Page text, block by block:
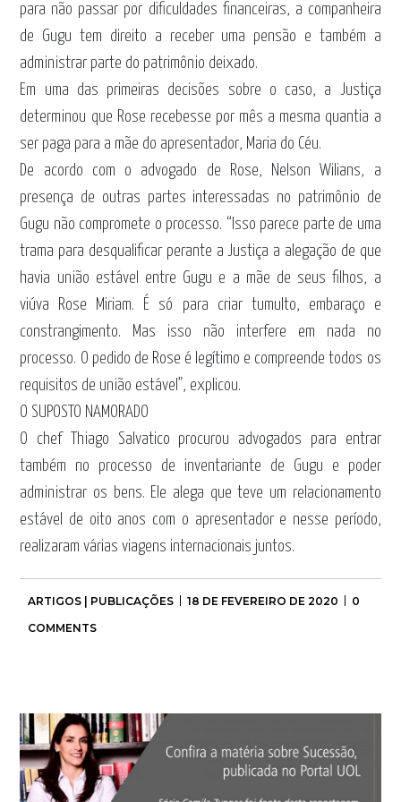
para não passar por dificuldades financeiras, a companheira
de Gugu tem direito a receber uma pensão e também a
administrar parte do patrimônio deixado.
Em uma das primeiras decisões sobre o caso, a Justiça
determinou que Rose recebesse por mês a mesma quantia a
ser paga para a mãe do apresentador, Maria do Céu.
De acordo com o advogado de Rose, Nelson Wilians, a
presença de outras partes interessadas no patrimônio de
Gugu não compromete o processo. “Isso parece parte de uma
trama para desqualificar perante a Justiça a alegação de que
havia união estável entre Gugu e a mãe de seus filhos, a
viúva Rose Miriam. É só para criar tumulto, embaraço e
constrangimento. Mas isso não interfere em nada no
processo. O pedido de Rose é legítimo e compreende todos os
requisitos de união estável”, explicou.
O SUPOSTO NAMORADO
O chef Thiago Salvatico procurou advogados para entrar
também no processo de inventariante de Gugu e poder
administrar os bens. Ele alega que teve um relacionamento
estável de oito anos com o apresentador e nesse período,
realizaram várias viagens internacionais juntos.
ARTIGOS | PUBLICAÇÕES 18 DE FEVEREIRO DE 2020
0
COMMENTS